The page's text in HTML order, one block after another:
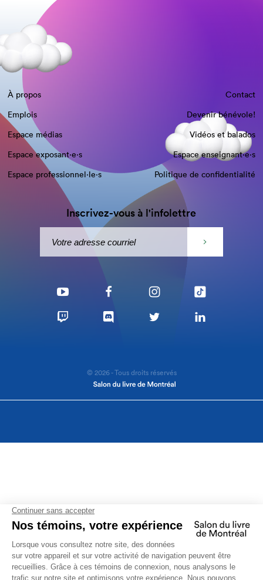
À propos
Contact
Emplois
Devenir bénévole!
Espace médias
Vidéos et balados
Espace exposant·e⋅s
Espace enseignant·e⋅s
Espace professionnel·le⋅s
Politique de confidentialité
Inscrivez-vous à l'infolettre
© 2026 - Tous droits réservés